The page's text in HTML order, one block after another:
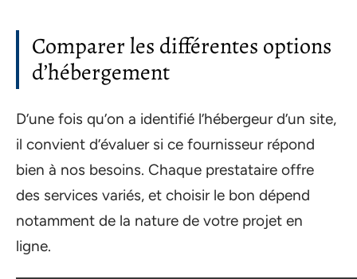
Comparer les différentes options
d’hébergement
D’une fois qu’on a identifié l’hébergeur d’un site,
il convient d’évaluer si ce fournisseur répond
bien à nos besoins. Chaque prestataire offre
des services variés, et choisir le bon dépend
notamment de la nature de votre projet en
ligne.